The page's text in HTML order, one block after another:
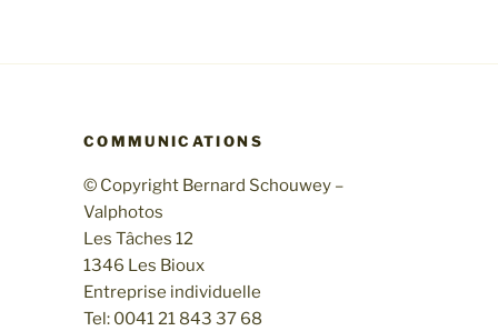
COMMUNICATIONS
© Copyright Bernard Schouwey –
Valphotos
Les Tâches 12
1346 Les Bioux
Entreprise individuelle
Tel: 0041 21 843 37 68